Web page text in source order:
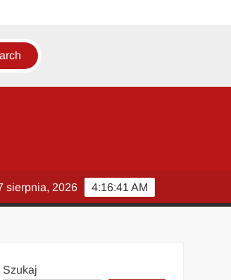
tytułów zachowujących sens oryginału:
4:16:42 AM
sierpnia, 2026
Szukaj